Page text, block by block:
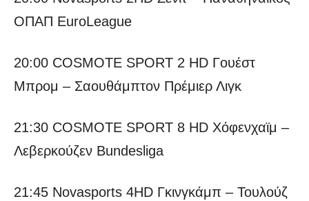
ΟΠΑΠ EuroLeague
20:00 COSMOTE SPORT 2 HD Γουέστ
Μπρομ – Σαουθάμπτον Πρέμιερ Λιγκ
21:30 COSMOTE SPORT 8 HD Χόφενχαϊμ –
Λεβερκούζεν Bundesliga
21:45 Novasports 4HD Γκινγκάμπ – Τουλούζ